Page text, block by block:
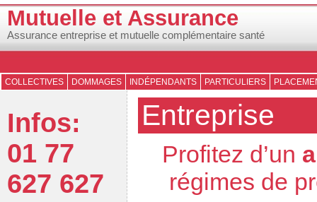
Mutuelle et Assurance
Assurance entreprise et mutuelle complémentaire santé
COLLECTIVES DOMMAGES INDÉPENDANTS PARTICULIERS
Infos:
01 77
627 627
Entreprise
Profitez d’un
régimes de